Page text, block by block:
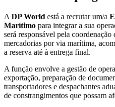
A DP World está a recrutar um/a
Marítimo para integrar a sua
será responsável pela
mercadorias por via marítima,
a reserva até à entrega final.
A função envolve a gestão de
exportação, preparação de
transportadores e despachantes
de constrangimentos que possam